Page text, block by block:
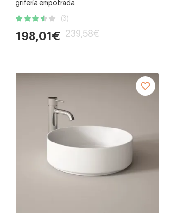
grifería empotrada
(3)
198,01€ 239,58€